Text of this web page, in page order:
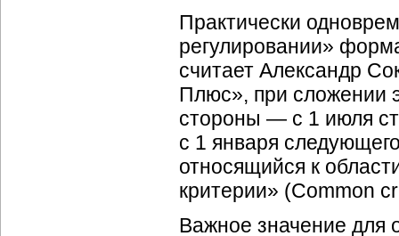
Практически
регулировании»
считает Александр
Плюс», при сложении
стороны — с 1 июля
с 1 января
относящийся к
критерии» (Common
Важное значение для